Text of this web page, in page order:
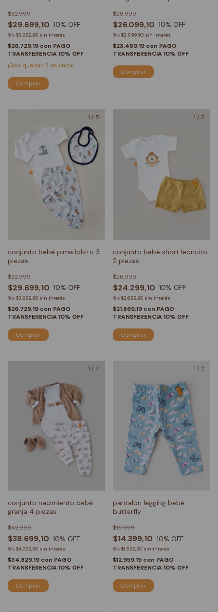
$29.699,10
$32.999
10% OFF
9 x $3.299,90 sin interés
$26.729,19 con PAGO
TRANSFERENCIA 10% OFF
¡Solo quedan 2 en stock!
Comprar
$26.099,10
$28.999
10% OFF
9 x $2.899,90 sin interés
$23.489,19 con PAGO
TRANSFERENCIA 10% OFF
Comprar
1 / 5
conjunto bebé pima lobito 3
piezas
$29.699,10
$32.999
10% OFF
9 x $3.299,90 sin interés
$26.729,19 con PAGO
TRANSFERENCIA 10% OFF
Comprar
1 / 2
conjunto bebé short leoncito
2 piezas
$24.299,10
$26.999
10% OFF
9 x $2.699,90 sin interés
$21.869,19 con PAGO
TRANSFERENCIA 10% OFF
Comprar
1 / 4
conjunto nacimiento bebé
granja 4 piezas
$38.699,10
$42.999
10% OFF
9 x $4.299,90 sin interés
$34.829,19 con PAGO
TRANSFERENCIA 10% OFF
Comprar
1 / 2
pantalón legging bebé
butterfly
$14.399,10
$15.999
10% OFF
9 x $1.599,90 sin interés
$12.959,19 con PAGO
TRANSFERENCIA 10% OFF
Comprar